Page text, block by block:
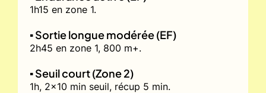
1h15 en zone 1.
▪️ Sortie longue modérée (EF)
2h45 en zone 1, 800 m+.
▪️ Seuil court (Zone 2)
1h, 2x10 min seuil, récup 5 min.